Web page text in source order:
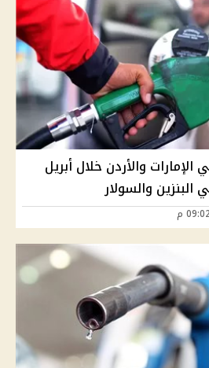
الإمارات والأردن خلال أبريل